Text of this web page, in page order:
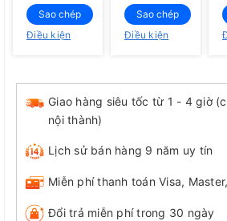
Sao chép
Điều kiện
Sao chép
Điều kiện
Giao hàng siêu tốc từ 1 - 4 giờ
nội thành)
Lịch sử bán hàng 9 năm uy tín
Miễn phí thanh toán Visa,
Đổi trả miễn phí trong 30 ngày